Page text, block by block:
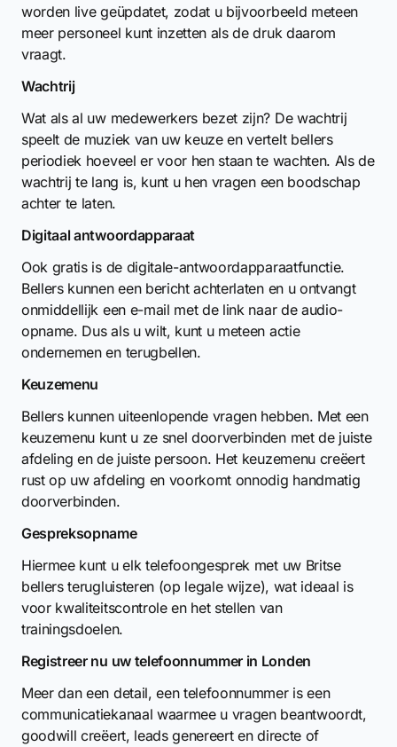
worden live geüpdatet, zodat u bijvoorbeeld meteen
meer personeel kunt inzetten als de druk daarom
vraagt.
Wachtrij
Wat als al uw medewerkers bezet zijn? De wachtrij
speelt de muziek van uw keuze en vertelt bellers
periodiek hoeveel er voor hen staan te wachten. Als de
wachtrij te lang is, kunt u hen vragen een boodschap
achter te laten.
Digitaal antwoordapparaat
Ook gratis is de digitale-antwoordapparaatfunctie.
Bellers kunnen een bericht achterlaten en u ontvangt
onmiddellijk een e-mail met de link naar de audio-
opname. Dus als u wilt, kunt u meteen actie
ondernemen en terugbellen.
Keuzemenu
Bellers kunnen uiteenlopende vragen hebben. Met een
keuzemenu kunt u ze snel doorverbinden met de juiste
afdeling en de juiste persoon. Het keuzemenu creëert
rust op uw afdeling en voorkomt onnodig handmatig
doorverbinden.
Gespreksopname
Hiermee kunt u elk telefoongesprek met uw Britse
bellers terugluisteren (op legale wijze), wat ideaal is
voor kwaliteitscontrole en het stellen van
trainingsdoelen.
Registreer nu uw telefoonnummer in Londen
Meer dan een detail, een telefoonnummer is een
communicatiekanaal waarmee u vragen beantwoordt,
goodwill creëert, leads genereert en directe of